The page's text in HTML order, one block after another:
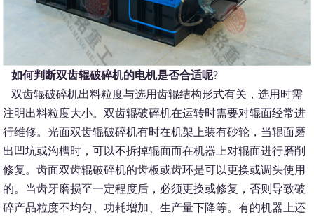
如何判断双齿辊破碎机的电机是否合适呢?
双齿辊破碎机出料粒度与选用齿辊结构形式有关，选用时需
注明出料粒度大小。双齿辊破碎机在运转时需要对辊面经常进
行维修。光面双齿辊破碎机有时在机架上装有砂轮，当辊面磨
出凹坑或沟槽时，可以不拆掉辊面而在机器上对辊面进行磨削
修复。齿面双齿辊破碎机的齿板或齿环是可以更换或调头使用
的。当齿牙磨损至一定程度后，必须更换或修复，否则导致破
碎产品粒度不均匀、功耗增加、生产量下降等。有的机器上还